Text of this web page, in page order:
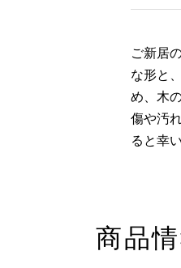
ご新居
な形と
め、木
傷や汚
ると幸
商品